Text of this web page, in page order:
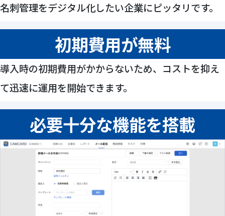
名刺管理をデジタル化したい企業にピッタリです。
初期費用が無料
導入時の初期費用がかからないため、コストを抑え
て迅速に運用を開始できます。
必要十分な機能を搭載